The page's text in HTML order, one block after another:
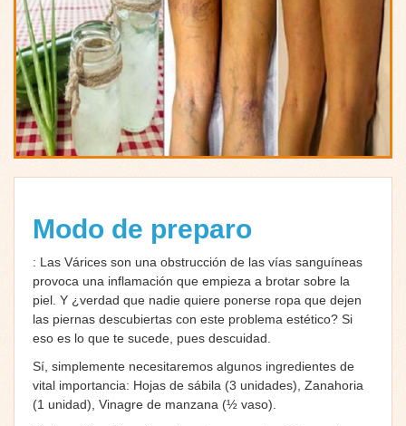
Modo de preparo
: Las Várices son una obstrucción de las vías sanguíneas
provoca una inflamación que empieza a brotar sobre la
piel. Y ¿verdad que nadie quiere ponerse ropa que dejen
las piernas descubiertas con este problema estético? Si
eso es lo que te sucede, pues descuidad.
Sí, simplemente necesitaremos algunos ingredientes de
vital importancia: Hojas de sábila (3 unidades), Zanahoria
(1 unidad), Vinagre de manzana (½ vaso).